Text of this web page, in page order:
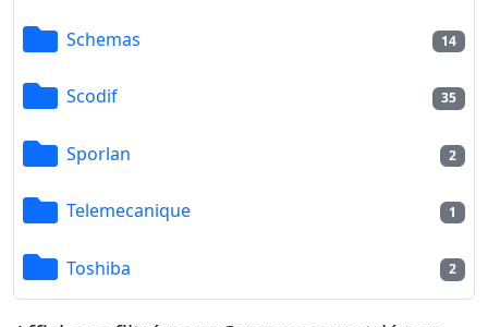
Schemas 14
Scodif 35
Sporlan 2
Telemecanique 1
Toshiba 2